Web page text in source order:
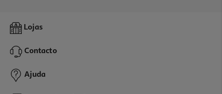
Molho Cheddar Paladin 230ml
1,59 €
Lojas
Contacto
Ajuda